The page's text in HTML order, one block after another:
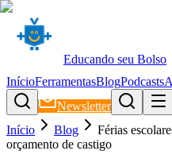
Educando seu Bolso
InícioFerramentasBlogPodcasts
Newsletter
Início
Blog
Férias
orçamento de castigo